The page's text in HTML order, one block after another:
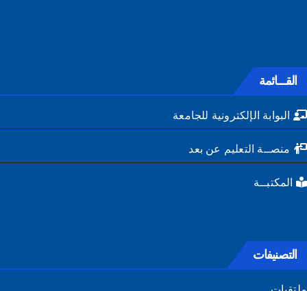
القـــائمة
البوابة الإلكترونية للجامعة
منصــة التعليم عن بعد
المكتبــة
التصنيفات